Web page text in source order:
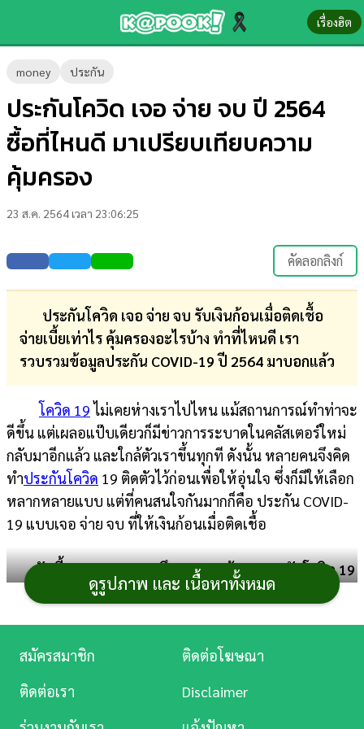
เรื่องฮิต
money ประกัน
ประกันโควิด เจอ จ่าย จบ ปี 2564
ซื้อที่ไหนดี มาเปรียบเทียบความ
คุ้มครอง
23 ส.ค. 2564 เวลา 23:06:25
คัดลอกลิงก์
ประกันโควิด เจอ จ่าย จบ รับเงินก้อนเมื่อติดเชื้อ
จ่ายเบี้ยเท่าไร คุ้มครองอะไรบ้าง ทำที่ไหนดี เรา
รวบรวมข้อมูลประกัน COVID-19 ปี 2564 มาบอกแล้ว
โควิด 19 ไม่เคยห่างเราไปไหน แม้สถานการณ์ทำท่าจะ
ดีขึ้น แต่เผลอแป๊บเดียวก็มีข่าวการระบาดในคลัสเตอร์ใหม่
กลับมาอีกแล้ว และใกล้ตัวเราขึ้นทุกที ดังนั้น หลายคนจึงคิด
ทำประกันโควิด 19 ติดตัวไว้ก่อนเพื่อให้อุ่นใจ ซึ่งก็มีให้เลือก
หลากหลายแบบ แต่ที่คนสนใจกันมากก็คือ ประกัน COVID-
19 แบบเจอ จ่าย จบ ที่ให้เงินก้อนเมื่อติดเชื้อ
วันนี้กระปุกดอทคอมจึงรวบรวมข้อมูลประกันโควิด 19
แบบเจอ จ่าย จบ ฉบับอัปเดตปี 2564 มาเปรียบเทียบกัน
* หมายเหตุ : บางแผนอาจยุติการขายแล้ว โปรดตรวจ
สอบจากบริษัทประกันภัยอีกครั้ง ข้อมูลล่าสุดวันที่ 28
ดูรูปภาพ และ เนื้อหาทั้งหมด
ข่าว-
ความ
รู้
บันเทิง
ตรวจ
หวย
บอล
สด
เงิน
การ
ศึกษา
บันเทิง
ดู
หนัง
สมัครสมาชิก
ติดต่อโฆษณา
ติดต่อเรา
Disclaimer